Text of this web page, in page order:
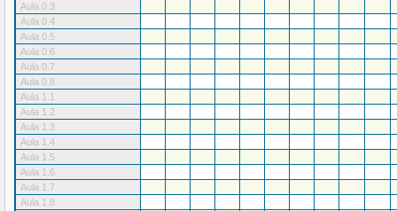
Aula 0.3
Aula 0.4
Aula 0.5
Aula 0.6
Aula 0.7
Aula 0.8
Aula 1.1
Aula 1.2
Aula 1.3
Aula 1.4
Aula 1.5
Aula 1.6
Aula 1.7
Aula 1.8